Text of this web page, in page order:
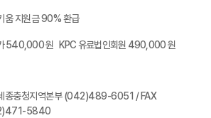
움 지원금 90% 환급
540,000 원 KPC 유료법인회원 490,000 원
종충청지역본부 (042)489-6051 / FAX
5840